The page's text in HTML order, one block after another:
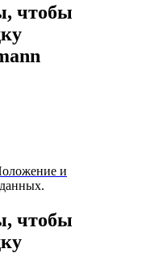
чтобы
и
чтобы